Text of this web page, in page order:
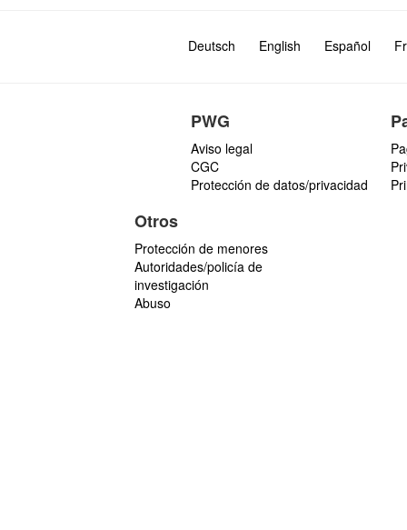
Deutsch English Español
PWG
Aviso legal
CGC
Protección de datos/privacidad
Otros
Protección de menores
Autoridades/policía de
investigación
Abuso